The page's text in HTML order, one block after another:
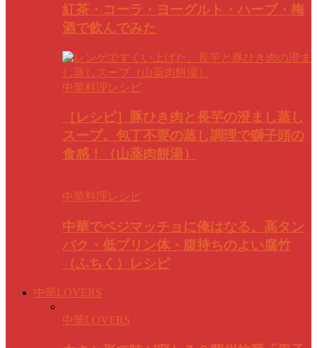
紅茶・コーラ・ヨーグルト・ハーブ・梅
酒で飲んでみた
中華料理レシピ
［レシピ］豚ひき肉と長芋の澄まし蒸し
スープ。包丁不要の蒸し調理で獅子頭の
食感！（山薬肉餅湯）
中華料理レシピ
中華でベジマッチョに俺はなる。高タン
パク・低プリン体・腹持ちのよい腐竹
（ふちく）レシピ
中華LOVERS
中華LOVERS